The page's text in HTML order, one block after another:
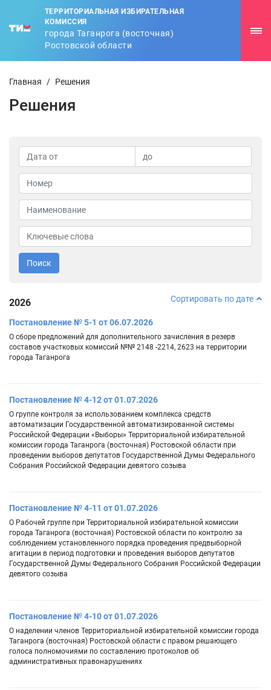
ТЕРРИТОРИАЛЬНАЯ ИЗБИРАТЕЛЬНАЯ
КОМИССИЯ
города Таганрога (восточная)
Ростовской области
Главная / Решения
Решения
Поиск
2026 Сортировать по дате
Постановление № 5-1 от 06.07.2026
О сборе предложений для дополнительного зачисления в резерв
составов участковых комиссий №№ 2148 -2214, 2623 на территории
города Таганрога
Постановление № 4-12 от 01.07.2026
О группе контроля за использованием комплекса средств
автоматизации Государственной автоматизированной системы
Российской Федерации «Выборы» Территориальной избирательной
комиссии города Таганрога (восточная) Ростовской области при
проведении выборов депутатов Государственной Думы Федерального
Собрания Российской Федерации девятого созыва
Постановление № 4-11 от 01.07.2026
О Рабочей группе при Территориальной избирательной комиссии
города Таганрога (восточная) Ростовской области по контролю за
соблюдением установленного порядка проведения предвыборной
агитации в период подготовки и проведения выборов депутатов
Государственной Думы Федерального Собрания Российской Федерации
девятого созыва
Постановление № 4-10 от 01.07.2026
О наделении членов Территориальной избирательной комиссии города
Таганрога (восточная) Ростовской области с правом решающего
голоса полномочиями по составлению протоколов об
административных правонарушениях